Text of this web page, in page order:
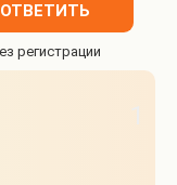
ОТВЕТИТЬ